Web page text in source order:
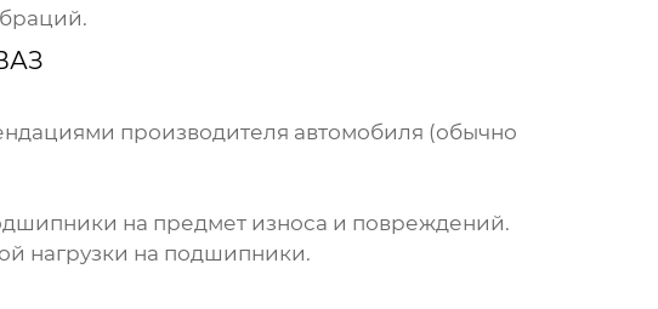
производителя автомобиля (обычно
на предмет износа и повреждений.
нагрузки на подшипники.